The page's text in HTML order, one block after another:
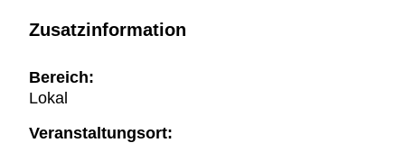
Zusatzinformation
Bereich:
Lokal
Veranstaltungsort: